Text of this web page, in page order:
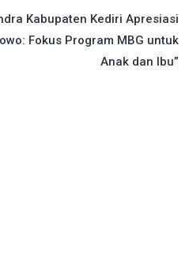
Kabupaten Kediri Apresiasi
Fokus Program MBG untuk
Anak dan Ibu”